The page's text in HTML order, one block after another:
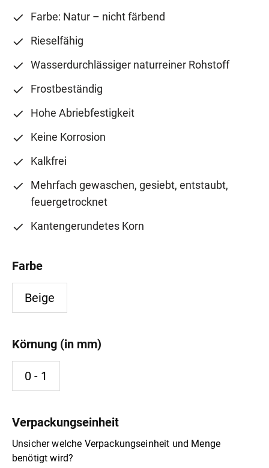
Farbe: Natur – nicht färbend
Rieselfähig
Wasserdurchlässiger naturreiner Rohstoff
Frostbeständig
Hohe Abriebfestigkeit
Keine Korrosion
Kalkfrei
Mehrfach gewaschen, gesiebt, entstaubt,
feuergetrocknet
Kantengerundetes Korn
Farbe
Beige
Körnung (in mm)
0 - 1
Verpackungseinheit
Unsicher welche Verpackungseinheit und Menge
benötigt wird?